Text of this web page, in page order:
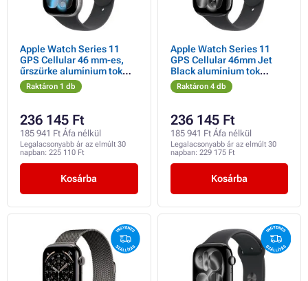
Apple Watch Series 11
GPS Cellular 46 mm-es,
űrszürke alumínium tok
fekete sportpánttal - M/L
Raktáron 1 db
236 145 Ft
185 941 Ft Áfa nélkül
Legalacsonyabb ár az elmúlt 30
napban: 225 110 Ft
Kosárba
Apple Watch Series 11
GPS Cellular 46mm Jet
Black alumínium tok
fekete sportpánttal - M/L
Raktáron 4 db
236 145 Ft
185 941 Ft Áfa nélkül
Legalacsonyabb ár az elmúlt 30
napban: 229 175 Ft
Kosárba